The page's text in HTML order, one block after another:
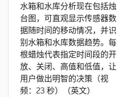
水箱和水库分析现在包括烛
台图，可直观显示传感器数
据随时间的移动情况，并识
别水箱和水库数据趋势。每
根蜡烛代表指定时间段的开
放、关闭、高值和低值，让
用户做出明智的决策（视
频：23 秒）（英文）